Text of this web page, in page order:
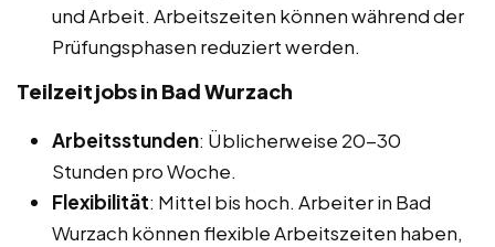
und Arbeit. Arbeitszeiten können während der
Prüfungsphasen reduziert werden.
Teilzeitjobs in Bad Wurzach
Arbeitsstunden: Üblicherweise 20-30
Stunden pro Woche.
Flexibilität: Mittel bis hoch. Arbeiter in Bad
Wurzach können flexible Arbeitszeiten haben,